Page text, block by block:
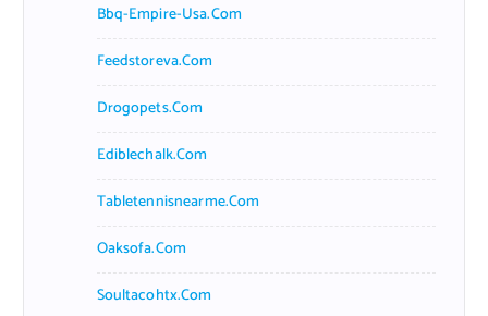
Bbq-Empire-Usa.com
Feedstoreva.com
Drogopets.com
Ediblechalk.com
Tabletennisnearme.com
Oaksofa.com
Soultacohtx.com